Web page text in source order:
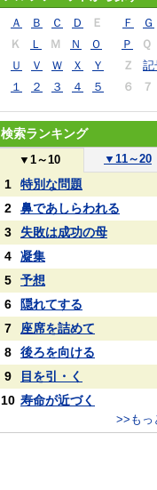
Ａ Ｂ Ｃ Ｄ Ｅ Ｆ Ｇ
Ｋ
Ｌ Ｍ Ｎ Ｏ Ｐ Ｑ
Ｕ
Ｖ Ｗ Ｘ Ｙ Ｚ
記
１
２ ３ ４ ５ ６ ７
検索ランキング
▼ 1～10 ▼ 11～20
1
特別な問題
2
鼻であしらわれる
3
失敗は成功の母
4
凝集
5
予想
6
隠れてする
7
座席を詰めて
8
後ろを向ける
9
目を引・く
10 寿命が近づく
>>もっ